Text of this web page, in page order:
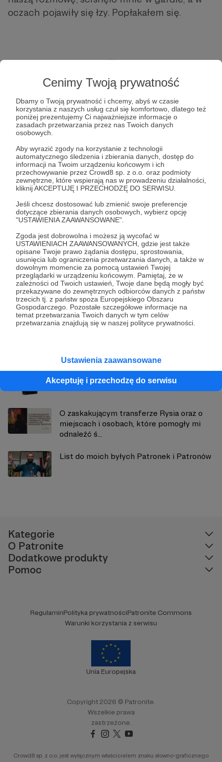
Cenimy Twoją prywatność
Dbamy o Twoją prywatność i chcemy, abyś w czasie
korzystania z naszych usług czuł się komfortowo, dlatego też
poniżej prezentujemy Ci najważniejsze informacje o
zasadach przetwarzania przez nas Twoich danych
osobowych.
Aby wyrazić zgody na korzystanie z technologii
automatycznego śledzenia i zbierania danych, dostęp do
informacji na Twoim urządzeniu końcowym i ich
przechowywanie przez Crowd8 sp. z o.o. oraz podmioty
zewnętrzne, które wspierają nas w prowadzeniu działalności,
kliknij AKCEPTUJĘ I PRZECHODZĘ DO SERWISU.
Jeśli chcesz dostosować lub zmienić swoje preferencje
dotyczące zbierania danych osobowych, wybierz opcję
"USTAWIENIA ZAAWANSOWANE".
Zgoda jest dobrowolna i możesz ją wycofać w
USTAWIENIACH ZAAWANSOWANYCH, gdzie jest także
opisane Twoje prawo żądania dostępu, sprostowania,
usunięcia lub ograniczenia przetwarzania danych, a także w
dowolnym momencie za pomocą ustawień Twojej
przeglądarki w urządzeniu końcowym. Pamiętaj, że w
zależności od Twoich ustawień, Twoje dane będą mogły być
przekazywane do zewnętrznych odbiorców danych z państw
trzecich tj. z państw spoza Europejskiego Obszaru
Gospodarczego. Pozostałe szczegółowe informacje na
temat przetwarzania Twoich danych w tym celów
przetwarzania znajdują się w naszej polityce prywatności.
Ustawienia zaawansowane
Akceptuję i przechodzę do serwisu
oczach pojawiły się łzy. Popłakałem się.
Post dostępny tylko dla Patronów
Aby zobaczyć ten materiał musisz być zalogowany
Zostań Patronem
Zaloguj się
Udostępnij
Piotr Żyłka
Zobacz profil autora
Moja nowa książka: "Chłopaki (nie) płaczą"
O zaskakującym transferze Rysia oraz o
miejscach i osobach, które pomogły mi
odnaleźć ś...
List do moich byłych Patronek i Patronów
Kategorie
O Patronite
Dodatkowe produkty
Pomoc
RegulaminPolityka prywatnościPatronite Commons
Warunki korzystania z serwisu
Unia Europejska
Copyright 2026 © Patronite.
Wszelkie prawa
zastrzeżone.
Crowd8 sp. z o.o. jest wyłącznym właścicielem znaku słowno-graficznego